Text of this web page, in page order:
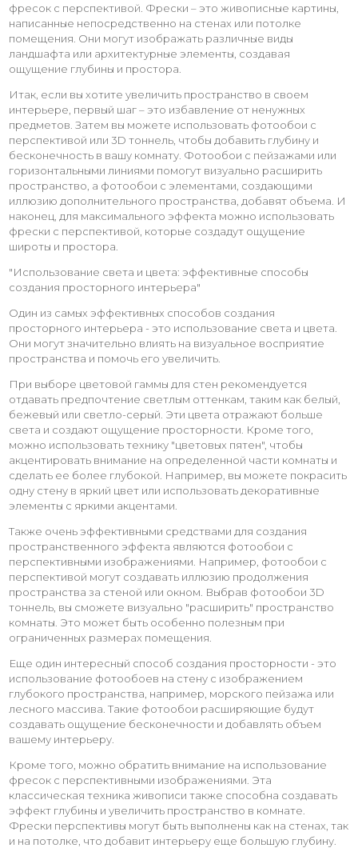
фресок с перспективой. Фрески – это живописные картины,
написанные непосредственно на стенах или потолке
помещения. Они могут изображать различные виды
ландшафта или архитектурные элементы, создавая
ощущение глубины и простора.
Итак, если вы хотите увеличить пространство в своем
интерьере, первый шаг – это избавление от ненужных
предметов. Затем вы можете использовать фотообои с
перспективой или 3D тоннель, чтобы добавить глубину и
бесконечность в вашу комнату. Фотообои с пейзажами или
горизонтальными линиями помогут визуально расширить
пространство, а фотообои с элементами, создающими
иллюзию дополнительного пространства, добавят объема. И
наконец, для максимального эффекта можно использовать
фрески с перспективой, которые создадут ощущение
широты и простора.
"Использование света и цвета: эффективные способы
создания просторного интерьера"
Один из самых эффективных способов создания
просторного интерьера - это использование света и цвета.
Они могут значительно влиять на визуальное восприятие
пространства и помочь его увеличить.
При выборе цветовой гаммы для стен рекомендуется
отдавать предпочтение светлым оттенкам, таким как белый,
бежевый или светло-серый. Эти цвета отражают больше
света и создают ощущение просторности. Кроме того,
можно использовать технику "цветовых пятен", чтобы
акцентировать внимание на определенной части комнаты и
сделать ее более глубокой. Например, вы можете покрасить
одну стену в яркий цвет или использовать декоративные
элементы с яркими акцентами.
Также очень эффективными средствами для создания
пространственного эффекта являются фотообои с
перспективными изображениями. Например, фотообои с
перспективой могут создавать иллюзию продолжения
пространства за стеной или окном. Выбрав фотообои 3D
тоннель, вы сможете визуально "расширить" пространство
комнаты. Это может быть особенно полезным при
ограниченных размерах помещения.
Еще один интересный способ создания просторности - это
использование фотообоев на стену с изображением
глубокого пространства, например, морского пейзажа или
лесного массива. Такие фотообои расширяющие будут
создавать ощущение бесконечности и добавлять объем
вашему интерьеру.
Кроме того, можно обратить внимание на использование
фресок с перспективными изображениями. Эта
классическая техника живописи также способна создавать
эффект глубины и увеличить пространство в комнате.
Фрески перспективы могут быть выполнены как на стенах, так
и на потолке, что добавит интерьеру еще большую глубину.